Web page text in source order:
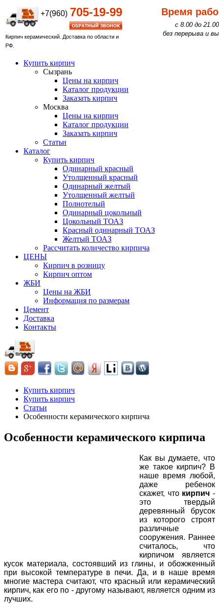
+7(960) 705-19-99 Время
с 8.00 до 21.00
Кирпич керамический. Доставка по области и
РФ.
без перерыва и
Купить кирпич
Сызрань
Цены на кирпич
Каталог продукции
Заказать кирпич
Москва
Цены на кирпич
Каталог продукции
Заказать кирпич
Статьи
Каталог
Купить кирпич
Одинарный красный
Утолщенный красный
Одинарный желтый
Утолщенный желтый
Полнотелый
Одинарный цокольный
Цокольный ТОАЗ
Красный одинарный ТОАЗ
Желтый ТОАЗ
Рассчитать количество кирпича
ЦЕНЫ
Кирпич в розницу
Кирпич оптом
ЖБИ
Цены на ЖБИ
Информация по размерам
Цемент
Доставка
Контакты
Купить кирпич
Купить кирпич
Статьи
Особенности керамического кирпича
Особенности керамического кирпича
Как вы думаете, что
же такое кирпич? В
наше время любой,
даже ребенок
скажет, что кирпич -
это твердый
деревянный брусок
из которого строят
различные
сооружения. Раннее
считалось, что
кирпичом является
кусок материала, состоявший из глины, и обожженный
при высокой температуре в печи. Да, и в наше время
многие мастера считают, что красный или керамический
кирпич, как его по - другому называют, является одним из
лучших.